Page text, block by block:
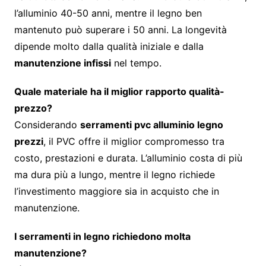
l’alluminio 40-50 anni, mentre il legno ben
mantenuto può superare i 50 anni. La longevità
dipende molto dalla qualità iniziale e dalla
manutenzione infissinel tempo.
Quale materiale ha il miglior rapporto qualità-
prezzo?
Considerando serramenti pvc alluminio legno
prezzi, il PVC offre il miglior compromesso tra
costo, prestazioni e durata. L’alluminio costa di più
ma dura più a lungo, mentre il legno richiede
l’investimento maggiore sia in acquisto che in
manutenzione.
I serramenti in legno richiedono molta
manutenzione?